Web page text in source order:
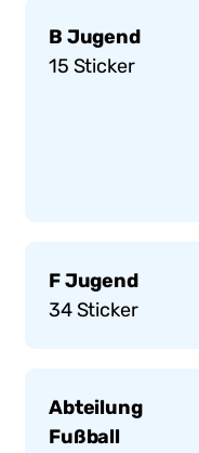
B Jugend
15 Sticker
F Jugend
34Sticker
Abteilung
Fußball